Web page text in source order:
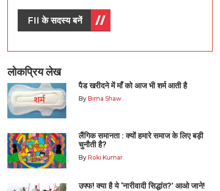
FII के सदस्य बनें
लोकप्रिय लेख
पैड खरीदने में माँ को आज भी शर्म आती है
By Bima Shaw
लैंगिक समानता : क्यों हमारे समाज के लिए बड़ी
चुनौती है?
By Roki Kumar
उफ्फ! क्या है ये ‘नारीवादी सिद्धांत?’ आओ जाने!